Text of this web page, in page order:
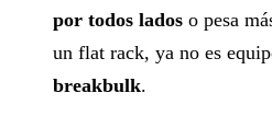
por todos lados o pesa
un flat rack, ya no es
breakbulk.